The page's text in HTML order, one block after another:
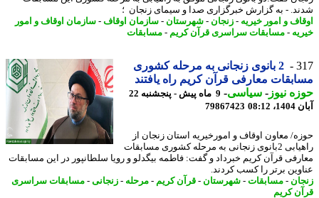
- به گزارش خبرگزاری صدا و سیمای زنجان ؛
و امور خیریه- زنجان-شهرستان-سازمان اوقاف-سازمان اوقاف و امور
- مسابقات سراسری قرآن کریم- مسابقات
2 بانوی زنجانی به مرحله کشوری
معارفی قرآن کریم راه یافتند
نیوز-سیاسی-
9 ماه پیش - پنجشنبه 22
79867423
معاون اوقاف و امورخیریه استان زنجان از
راهیابی 2بانوی زنجانی به مرحله کشوری مسابقات
قرآن کریم خبرداد و گفت: فاطمه بیگدلو و رویا سلطانپور در این مسابقات
برتر را کسب کردند.
-مسابقات-شهرستان-قرآن کریم- مرحله-زنجانی-مسابقات سراسری
کریم